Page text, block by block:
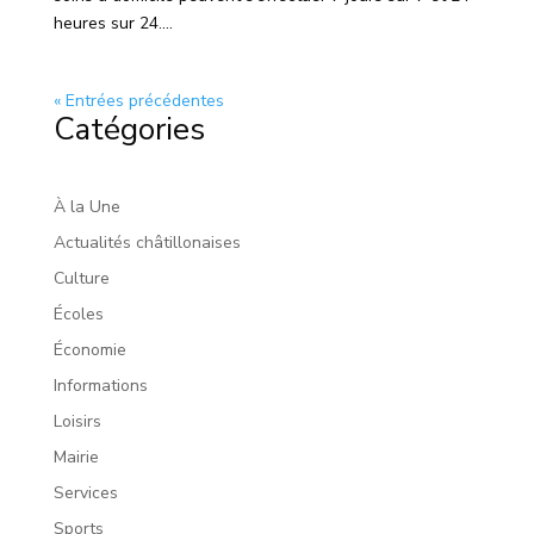
heures sur 24....
« Entrées précédentes
Catégories
À la Une
Actualités châtillonaises
Culture
Écoles
Économie
Informations
Loisirs
Mairie
Services
Sports